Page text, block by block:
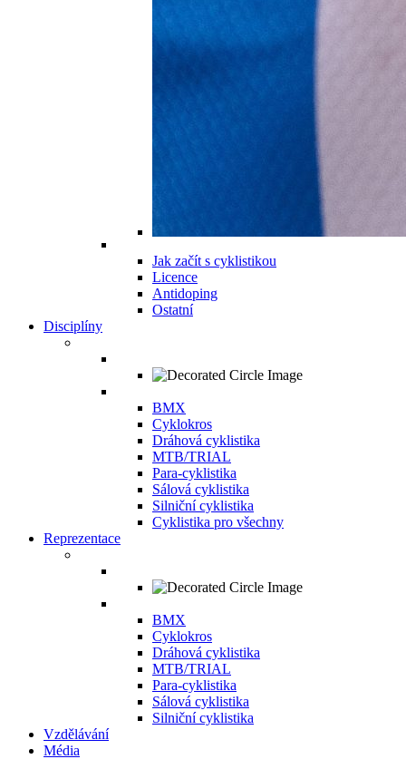
Jak začít s cyklistikou
Licence
Antidoping
Ostatní
Disciplíny
BMX
Cyklokros
Dráhová cyklistika
MTB/TRIAL
Para-cyklistika
Sálová cyklistika
Silniční cyklistika
Cyklistika pro všechny
Reprezentace
BMX
Cyklokros
Dráhová cyklistika
MTB/TRIAL
Para-cyklistika
Sálová cyklistika
Silniční cyklistika
Vzdělávání
Média